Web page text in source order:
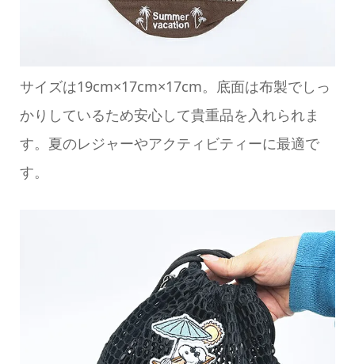
サイズは19cm×17cm×17cm。底面は布製でしっ
かりしているため安心して貴重品を入れられま
す。夏のレジャーやアクティビティーに最適で
す。